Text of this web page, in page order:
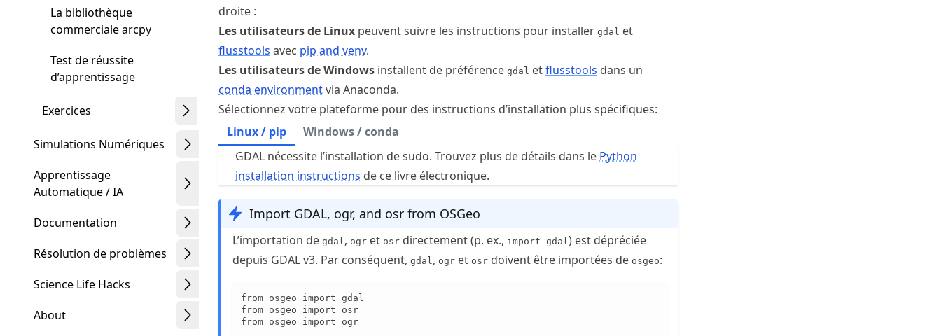
La bibliothèque
commerciale arcpy
Test de réussite
d’apprentissage
Exercices
Simulations Numériques
Apprentissage
Automatique / IA
Documentation
Résolution de problèmes
Science Life Hacks
About
droite :
Les utilisateurs de Linux peuvent suivre les instructions pour installer gdal et
flusstools avec pip and venv.
Les utilisateurs de Windows installent de préférence gdal etflusstools dans un
conda environmentvia Anaconda.
Sélectionnez votre plateforme pour des instructions d’installation plus spécifiques:
Linux / pip
Windows / conda
GDAL nécessite l’installation de sudo. Trouvez plus de détails dans le Python
installation instructions de ce livre électronique.
Import GDAL, ogr, and osr from OSGeo
L’importation de gdal, ogr et osr directement (p. ex., import gdal) est dépréciée
depuis GDAL v3. Par conséquent, gdal, ogr et osr doivent être importées de osgeo:
from osgeo import gdal
from osgeo import osr
from osgeo import ogr